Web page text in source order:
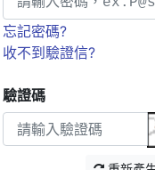
忘記密碼?
收不到驗證信?
驗證碼